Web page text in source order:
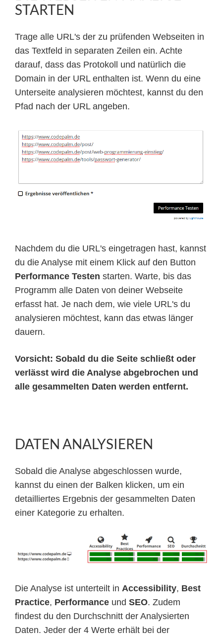
STARTEN
Trage alle URL's der zu prüfenden Webseiten in
das Textfeld in separaten Zeilen ein. Achte
darauf, dass das Protokoll und natürlich die
Domain in der URL enthalten ist. Wenn du eine
Unterseite analysieren möchtest, kannst du den
Pfad nach der URL angeben.
Nachdem du die URL's eingetragen hast, kannst
du die Analyse mit einem Klick auf den Button
Performance Testen starten. Warte, bis das
Programm alle Daten von deiner Webseite
erfasst hat. Je nach dem, wie viele URL's du
analysieren möchtest, kann das etwas länger
dauern.
Vorsicht: Sobald du die Seite schließt oder
verlässt wird die Analyse abgebrochen und
alle gesammelten Daten werden entfernt.
DATEN ANALYSIEREN
Sobald die Analyse abgeschlossen wurde,
kannst du einen der Balken klicken, um ein
detailliertes Ergebnis der gesammelten Daten
einer Kategorie zu erhalten.
Die Analyse ist unterteilt in Accessibility, Best
Practice, Performance und SEO. Zudem
findest du den Durchschnitt der Analysierten
Daten. Jeder der 4 Werte erhält bei der